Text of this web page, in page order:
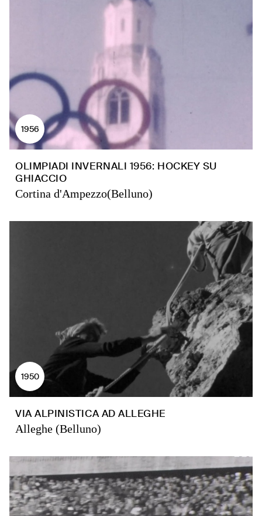
1956
OLIMPIADI INVERNALI 1956: HOCKEY SU
GHIACCIO
Cortina d'Ampezzo(Belluno)
1950
VIA ALPINISTICA AD ALLEGHE
Alleghe (Belluno)